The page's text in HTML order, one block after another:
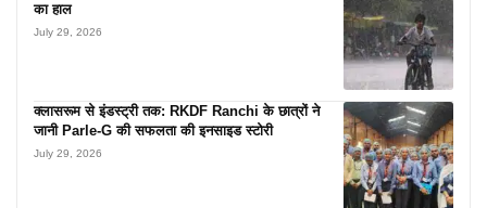
का हाल
July 29, 2026
क्लासरूम से इंडस्ट्री तक: RKDF Ranchi के छात्रों ने
जानी Parle-G की सफलता की इनसाइड स्टोरी
July 29, 2026